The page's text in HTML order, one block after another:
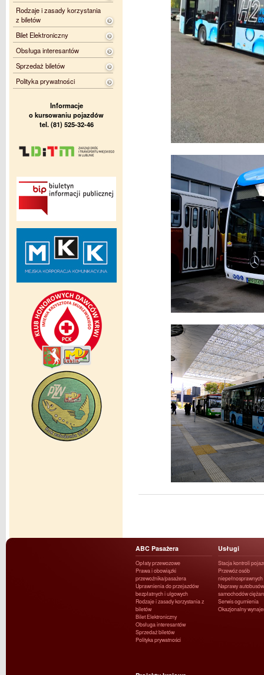
Rodzaje i zasady korzystania
z biletów
Bilet Elektroniczny
Obsługa interesantów
Sprzedaż biletów
Polityka prywatności
Informacje
o kursowaniu pojazdów
tel. (81) 525-32-46
ABC Pasażera
Opłaty przewozowe
Prawa i obowiązki
przewoźnika/pasażera
Uprawnienia do przejazdów
bezpłatnych i ulgowych
Rodzaje i zasady korzystania z
biletów
Bilet Elektroniczny
Obsługa interesantów
Sprzedaż biletów
Polityka prywatności
Usługi
Stacja kontroli
Przewóz osób
niepełnosprawnych
Naprawy
samochodów
Serwis ogumienia
Okazjonalny